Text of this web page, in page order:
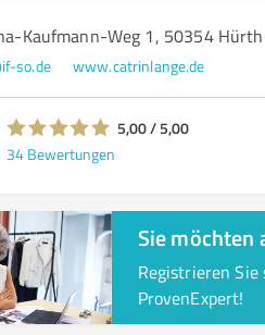
Kaufmann-Weg 1, 50354 Hürth
so.de www.catrinlange.de
5,00 / 5,00
34 Bewertungen
Sie möchten
Registrieren
ProvenExpert!